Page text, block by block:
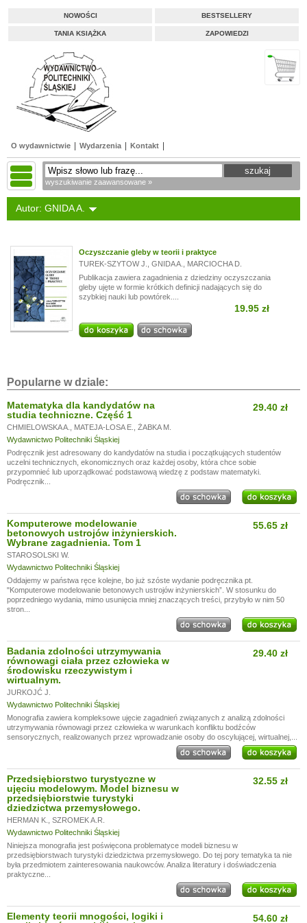
NOWOŚCI BESTSELLERY
TANIA KSIĄŻKA ZAPOWIEDZI
O wydawnictwie Wydarzenia Kontakt
wyszukiwanie zaawansowane »
Autor: GNIDA A.
Oczyszczanie gleby w teorii i praktyce
TUREK-SZYTOW J.
GNIDA A.
MARCIOCHA D.
Publikacja zawiera zagadnienia z dziedziny oczyszczania
gleby ujęte w formie krótkich definicji nadających się do
szybkiej nauki lub powtórek....
19.95 zł
Popularne w dziale:
Matematyka dla kandydatów na
studia techniczne. Część 1
CHMIELOWSKA A. MATEJA-LOSA E.
ŻABKA M.
Wydawnictwo Politechniki Śląskiej
29.40 zł
Podręcznik jest adresowany do kandydatów na studia i początkujących studentów
uczelni technicznych, ekonomicznych oraz każdej osoby, która chce sobie
przypomnieć lub uporządkować podstawową wiedzę z podstaw matematyki.
Podręcznik...
Komputerowe modelowanie
betonowych ustrojów inżynierskich.
Wybrane zagadnienia. Tom 1
STAROSOLSKI W.
Wydawnictwo Politechniki Śląskiej
55.65 zł
Oddajemy w państwa ręce kolejne, bo już szóste wydanie podręcznika pt.
"Komputerowe modelowanie betonowych ustrojów inżynierskich”. W stosunku do
poprzedniego wydania, mimo usunięcia mniej znaczących treści, przybyło w nim 50
stron...
Badania zdolności utrzymywania
równowagi ciała przez człowieka w
środowisku rzeczywistym i
wirtualnym.
JURKOJĆ J.
Wydawnictwo Politechniki Śląskiej
29.40 zł
Monografia zawiera kompleksowe ujęcie zagadnień związanych z analizą zdolności
utrzymywania równowagi przez człowieka w warunkach konfliktu bodźców
sensorycznych, realizowanych przez wprowadzanie osoby do oscylującej, wirtualnej,...
Przedsiębiorstwo turystyczne w
ujęciu modelowym. Model biznesu w
przedsiębiorstwie turystyki
dziedzictwa przemysłowego.
HERMAN K.
SZROMEK A.R.
Wydawnictwo Politechniki Śląskiej
32.55 zł
Niniejsza monografia jest poświęcona problematyce modeli biznesu w
przedsiębiorstwach turystyki dziedzictwa przemysłowego. Do tej pory tematyka ta nie
była przedmiotem zainteresowania naukowców. Analiza literatury i doświadczenia
praktyczne...
Elementy teorii mnogości, logiki i
54.60 zł